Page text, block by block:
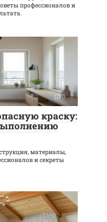
профессионалов и
0
краску:
материалы,
и секреты